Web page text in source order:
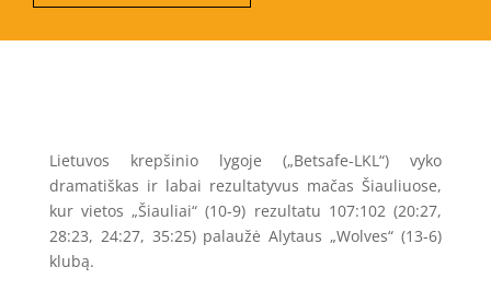
Lietuvos krepšinio lygoje („Betsafe-LKL“) vyko
dramatiškas ir labai rezultatyvus mačas Šiauliuose,
kur vietos „Šiauliai“ (10-9) rezultatu 107:102 (20:27,
28:23, 24:27, 35:25) palaužė Alytaus „Wolves“ (13-6)
klubą.